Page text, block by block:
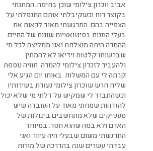
אביב וזכרון צילומי שוכן בחיפה. המתנתי
בקוצר רוח וכשקיבלתי אותם התנפלתי על
הצפייה בהם. התרגשתי מאוד לראות את
בעלי המנוח בסיטואציות שונות של החיים.
ההמרה היתה מוצלחת ואני ממליצה לכל מי
שברשותו קלטות וידיאו לא להמתין
ולהעביר לזכרון צילומי להמרה. חוויה נוספת
קרתה לי עם המשלוח. באותו יום הגיע אלי
שליח חרש שזכרון צילומי נעזרת בשירותיו
וכשהתברר לי שמקיש על דלתי מי שלא יכול
להזדהות שמחתי מאוד על העובדה שיש
מעסיקים שלא מתחשבים ביכולות של
האדם ולא במה שהוא חסר. במיוחד
התרגשתי משום שבעלי היה עיוור ואני
עבדתי עשרים שנה בהדרכה של מורות